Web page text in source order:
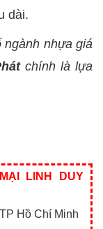
dài.
nhựa giá
chính là lựa
LINH DUY
Hồ Chí Minh